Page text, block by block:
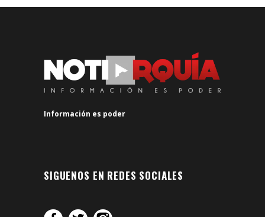
Información es poder
SIGUENOS EN REDES SOCIALES